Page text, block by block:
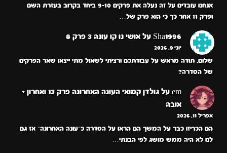
אנחנו עובדים על זה נעלה את פרקים 9-10 ביחד בקרוב בעזרת השם
ופרק 11 אחר כך כי הוא פרק של…
Sha1996 על אושי נו קו עונה 3 פרק 8
יוני 9, 2026
שלום, תודה מראש על עבודתכם ורציתי לשאול מתי ייצאו שאר הפרקים
של הסדרה?
em על
גולדן קמואי העונה האחרונה פרק 13 ואחרון +
אובה
אפריל 11, 2026
הם הכריזו כבר על המשך הם הראו על הסדרה כ״עונה האחרונה״ אז גם
לנו לא היה ממש מושג לפי הבנתי…